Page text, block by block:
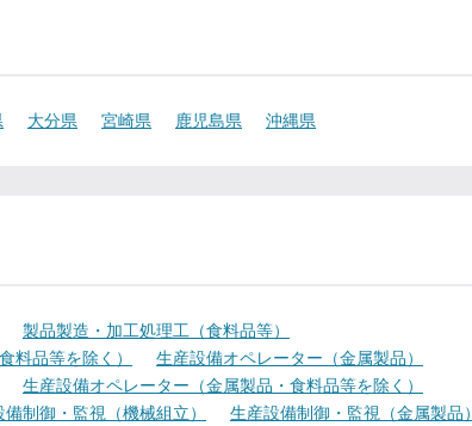
大分県 宮崎県 鹿児島県 沖縄県
製品製造・加工処理工（食料品等）
料品等を除く）
生産設備オペレーター（金属製品）
生産設備オペレーター（金属製品・食料品等を除く）
備制御・監視（機械組立）
生産設備制御・監視（金属製品）